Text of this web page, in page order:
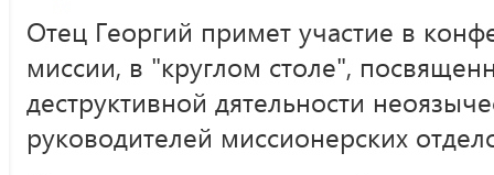
Отец Георгий примет участие в
миссии, в "круглом столе",
деструктивной дятельности
руководителей миссионерских